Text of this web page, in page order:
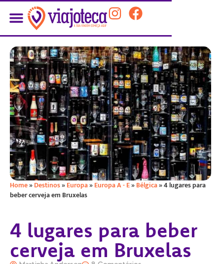
Home»Destinos»Europa»Europa A - E»Bélgica»4 lugares para
beber cerveja em Bruxelas
4 lugares para beber
cerveja em Bruxelas